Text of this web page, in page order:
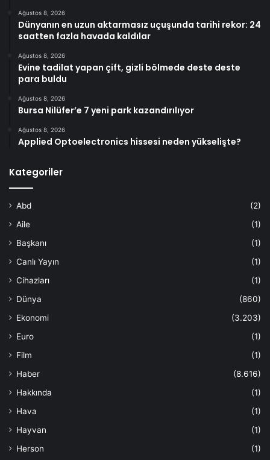
Ağustos 8, 2026
Dünyanın en uzun aktarmasız uçuşunda tarihi rekor: 24
saatten fazla havada kaldılar
Ağustos 8, 2026
Evine tadilat yapan çift, gizli bölmede deste deste
para buldu
Ağustos 8, 2026
Bursa Nilüfer’e 7 yeni park kazandırılıyor
Ağustos 8, 2026
Applied Optoelectronics hissesi neden yükselişte?
Kategoriler
Abd
(2)
Aile
(1)
Başkanı
(1)
Canlı Yayın
(1)
Cihazları
(1)
Dünya
(860)
Ekonomi
(3.203)
Euro
(1)
Film
(1)
Haber
(8.616)
Hakkında
(1)
Hava
(1)
Hayvan
(1)
Herson
(1)